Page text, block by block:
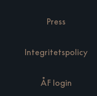
Press
Integritetspolicy
ÅF login